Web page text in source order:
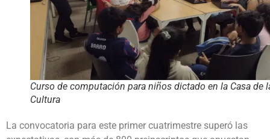
Curso de computación para niños dictado en la Casa de
Cultura
La convocatoria para este primer cuatrimestre superó las